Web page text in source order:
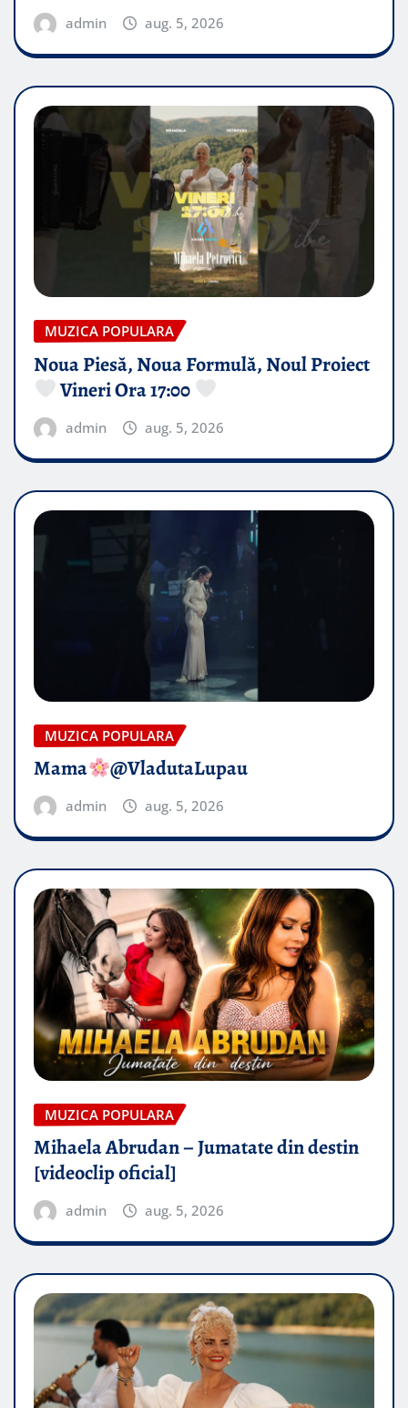
admin aug. 5, 2026
MUZICA POPULARA
Noua Piesă, Noua Formulă, Noul Proiect
Vineri Ora 17:00
admin aug. 5, 2026
MUZICA POPULARA
Mama @VladutaLupau
admin aug. 5, 2026
MUZICA POPULARA
Mihaela Abrudan – Jumatate din destin
[videoclip oficial]
admin aug. 5, 2026